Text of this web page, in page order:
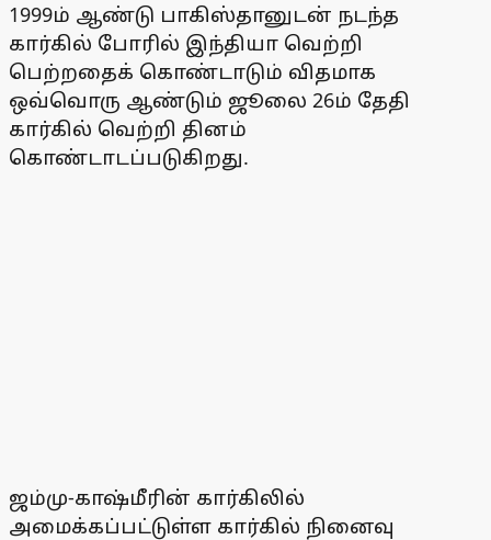
1999ம் ஆண்டு பாகிஸ்தானுடன் நடந்த
கார்கில் போரில் இந்தியா வெற்றி
பெற்றதைக் கொண்டாடும் விதமாக
ஒவ்வொரு ஆண்டும் ஜூலை 26ம் தேதி
கார்கில் வெற்றி தினம்
கொண்டாடப்படுகிறது.
ஜம்மு-காஷ்மீரின் கார்கிலில்
அமைக்கப்பட்டுள்ள கார்கில் நினைவு